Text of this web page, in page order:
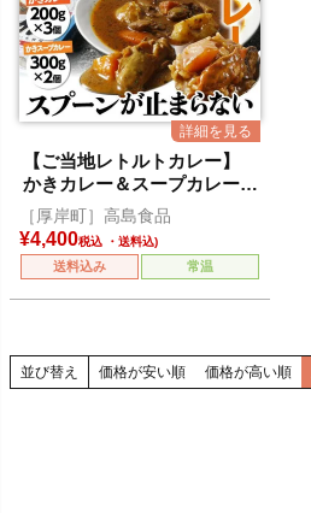
【ご当地レトルトカレー】
かきカレー＆スープカレーセ
ット
［厚岸町］高島食品
¥4,400税込
送料込み 常温
並び替え 価格が安い順 価格が高い順